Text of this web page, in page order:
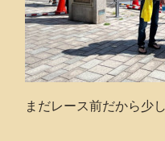
まだレース前だから少